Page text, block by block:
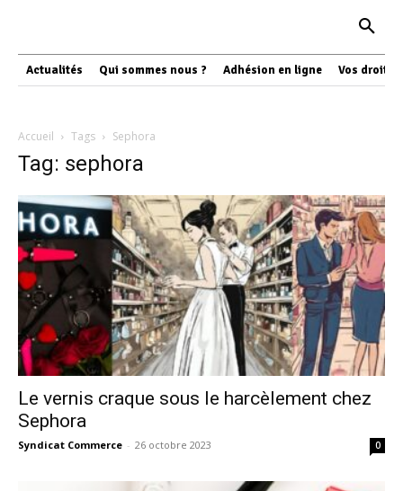
Actualités Qui sommes nous ? Adhésion en ligne Vos droits
Accueil Tags Sephora
Tag: sephora
Le vernis craque sous le harcèlement chez
Sephora
Syndicat Commerce - 26 octobre 2023 0